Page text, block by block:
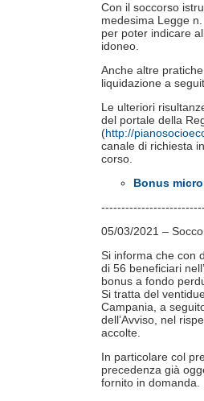
Con il soccorso
medesima Legge
per poter indicare
idoneo.
Anche altre
liquidazione a
Le ulteriori
del portale della
(http://
canale di richiesta
corso.
Bonus
05/03/2021 –
Si informa che con
di 56 beneficiari​
bonus a fondo
Si tratta del
Campania, a
dell’Avviso, nel
accolte.
In particolare col
precedenza già
fornito in domanda.